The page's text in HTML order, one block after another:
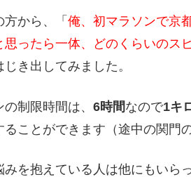
から、「 俺、初マラソンで京
思ったら一体、どのくらいのス
き出してみました。
制限時間は、 6時間なので1キ
ることができます（途中の関門
みを抱えている人は他にもいら